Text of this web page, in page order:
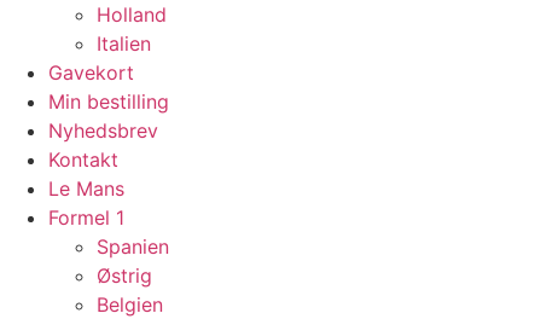
Holland
Italien
Gavekort
Min bestilling
Nyhedsbrev
Kontakt
Le Mans
Formel 1
Spanien
Østrig
Belgien